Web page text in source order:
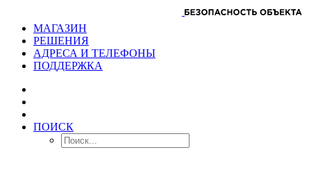
МАГАЗИН
РЕШЕНИЯ
АДРЕСА И ТЕЛЕФОНЫ
ПОДДЕРЖКА
ПОИСК